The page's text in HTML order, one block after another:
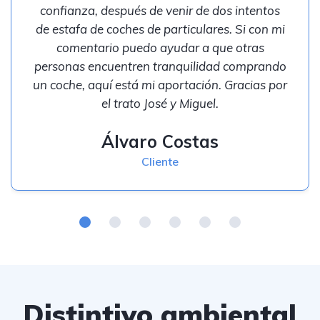
confianza, después de venir de dos intentos
de estafa de coches de particulares. Si con mi
comentario puedo ayudar a que otras
personas encuentren tranquilidad comprando
un coche, aquí está mi aportación. Gracias por
el trato José y Miguel.
Álvaro Costas
Cliente